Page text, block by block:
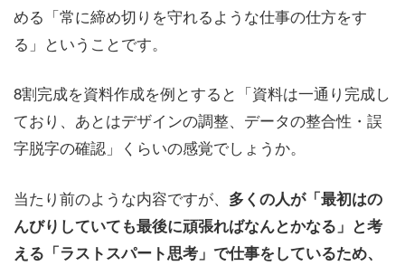
める「常に締め切りを守れるような仕事の仕方をす
る」ということです。
8割完成を資料作成を例とすると「資料は一通り完成し
ており、あとはデザインの調整、データの整合性・誤
字脱字の確認」くらいの感覚でしょうか。
当たり前のような内容ですが、 多くの人が「最初はの
んびりしていても最後に頑張ればなんとかなる」と考
える「ラストスパート思考」で仕事をしているため、